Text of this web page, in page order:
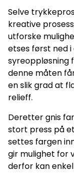
Selve
kreative
utforske
etses først ned
syreoppløsning
denne måten
en slik grad at
relieff.
Deretter gnis
stort press på
settes fargen
gir mulighet for
derfor kan